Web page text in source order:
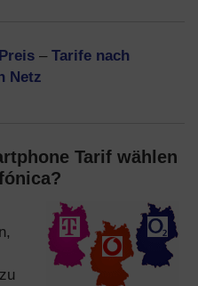
– Tarife nach
Netz
Tarif wählen
zu